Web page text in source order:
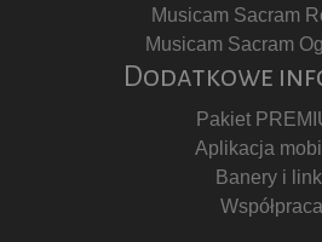
Musicam Sacram
Musicam Sacram
Dodatkowe
Pakiet
Aplikacja
Banery i
Współpraca